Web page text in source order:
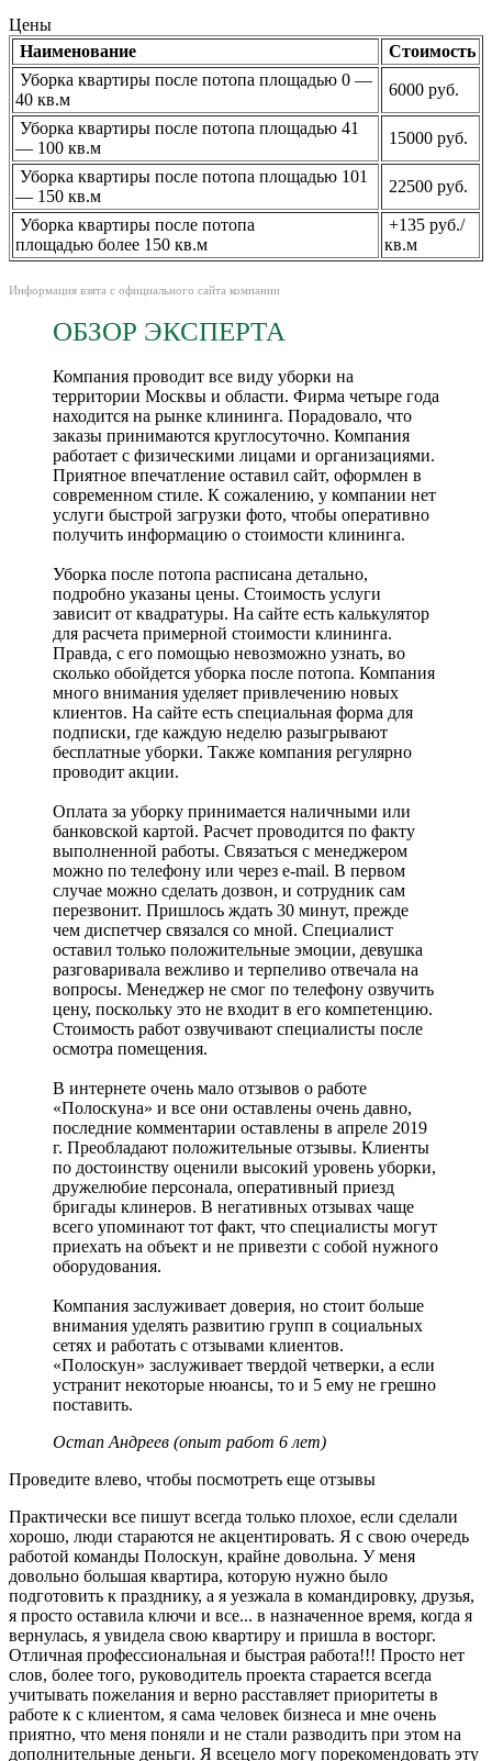
Цены
Наименование
Стоимость
Уборка квартиры после потопа площадью 0 —
40 кв.м
6000 руб.
Уборка квартиры после потопа площадью 41
— 100 кв.м
15000 руб.
Уборка квартиры после потопа площадью 101
— 150 кв.м
22500 руб.
Уборка квартиры после потопа
площадью более 150 кв.м
+135 руб./
кв.м
Информация взята с официального сайта компании
ОБЗОР ЭКСПЕРТА
Компания проводит все виду уборки на
территории Москвы и области. Фирма четыре года
находится на рынке клининга. Порадовало, что
заказы принимаются круглосуточно. Компания
работает с физическими лицами и организациями.
Приятное впечатление оставил сайт, оформлен в
современном стиле. К сожалению, у компании нет
услуги быстрой загрузки фото, чтобы оперативно
получить информацию о стоимости клининга.
Уборка после потопа расписана детально,
подробно указаны цены. Стоимость услуги
зависит от квадратуры. На сайте есть калькулятор
для расчета примерной стоимости клининга.
Правда, с его помощью невозможно узнать, во
сколько обойдется уборка после потопа. Компания
много внимания уделяет привлечению новых
клиентов. На сайте есть специальная форма для
подписки, где каждую неделю разыгрывают
бесплатные уборки. Также компания регулярно
проводит акции.
Оплата за уборку принимается наличными или
банковской картой. Расчет проводится по факту
выполненной работы. Связаться с менеджером
можно по телефону или через e-mail. В первом
случае можно сделать дозвон, и сотрудник сам
перезвонит. Пришлось ждать 30 минут, прежде
чем диспетчер связался со мной. Специалист
оставил только положительные эмоции, девушка
разговаривала вежливо и терпеливо отвечала на
вопросы. Менеджер не смог по телефону озвучить
цену, поскольку это не входит в его компетенцию.
Стоимость работ озвучивают специалисты после
осмотра помещения.
В интернете очень мало отзывов о работе
«Полоскуна» и все они оставлены очень давно,
последние комментарии оставлены в апреле 2019
г. Преобладают положительные отзывы. Клиенты
по достоинству оценили высокий уровень уборки,
дружелюбие персонала, оперативный приезд
бригады клинеров. В негативных отзывах чаще
всего упоминают тот факт, что специалисты могут
приехать на объект и не привезти с собой нужного
оборудования.
Компания заслуживает доверия, но стоит больше
внимания уделять развитию групп в социальных
сетях и работать с отзывами клиентов.
«Полоскун» заслуживает твердой четверки, а если
устранит некоторые нюансы, то и 5 ему не грешно
поставить.
Остап Андреев (опыт работ 6 лет)
Проведите влево, чтобы посмотреть еще отзывы
Практически все пишут всегда только плохое, если сделали
хорошо, люди стараются не акцентировать. Я с свою очередь
работой команды Полоскун, крайне довольна. У меня
довольно большая квартира, которую нужно было
подготовить к празднику, а я уезжала в командировку, друзья,
я просто оставила ключи и все... в назначенное время, когда я
вернулась, я увидела свою квартиру и пришла в восторг.
Отличная профессиональная и быстрая работа!!! Просто нет
слов, более того, руководитель проекта старается всегда
учитывать пожелания и верно расставляет приоритеты в
работе к с клиентом, я сама человек бизнеса и мне очень
приятно, что меня поняли и не стали разводить при этом на
дополнительные деньги. Я всецело могу порекомендовать эту